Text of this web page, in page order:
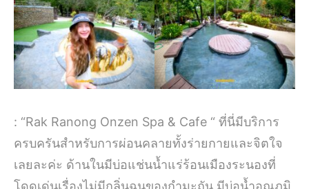
: “Rak Ranong Onzen Spa & Cafe “ ที่นี่มีบริการ
ครบครันสำหรับการผ่อนคลายทั้งร่ายกายและจิตใจ
เลยละค่ะ ด้านในมีบ่อแช่นน้ำแร่ร้อนเมืองระนองที่
โดดเด่นเรื่องไม่มีกลิ่นฉุนของกำมะถัน มีบ่อน้ำอุณภูมิ